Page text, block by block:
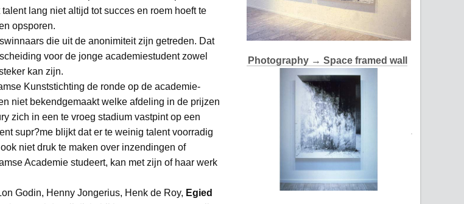
lang niet altijd tot succes en roem hoeft te
opsporen.
die uit de anonimiteit zijn getreden. Dat
voor de jonge academiestudent zowel
kan zijn.
Kunststichting de ronde op de academie-
niet bekendgemaakt welke afdeling in de prijzen
zich in een te vroeg stadium vastpint op een
supr?me blijkt dat er te weinig talent voorradig
niet druk te maken over inzendingen of
Academie studeert, kan met zijn of haar werk
Godin, Henny Jongerius, Henk de Roy, Egied
Photography → Space framed wall